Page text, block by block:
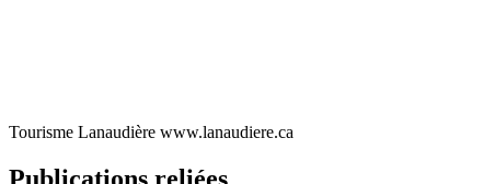
Tourisme Lanaudière www.lanaudiere.ca
Publications reliées